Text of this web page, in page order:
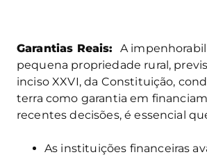
Garantias Reais: A
pequena propriedade rural,
inciso XXVI, da Constituição,
terra como garantia em
recentes decisões, é essencial
As instituições financeiras